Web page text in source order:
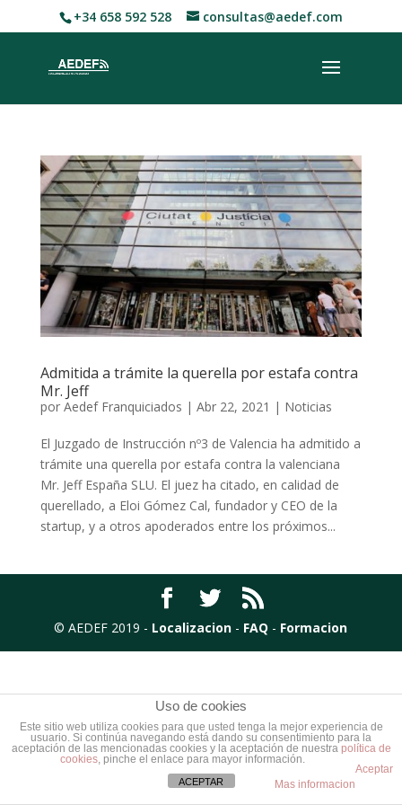
+34 658 592 528 consultas@aedef.com
Admitida a trámite la querella por estafa contra
Mr. Jeff
por Aedef Franquiciados | Abr 22, 2021 | Noticias
El Juzgado de Instrucción nº3 de Valencia ha admitido a
trámite una querella por estafa contra la valenciana
Mr. Jeff España SLU. El juez ha citado, en calidad de
querellado, a Eloi Gómez Cal, fundador y CEO de la
startup, y a otros apoderados entre los próximos...
© AEDEF 2019 - Localizacion - FAQ - Formacion
Uso de cookies
Este sitio web utiliza cookies para que usted tenga la mejor experiencia de
usuario. Si continúa navegando está dando su consentimiento para la
aceptación de las mencionadas cookies y la aceptación de nuestra política de
cookies, pinche el enlace para mayor información.
Aceptar
Mas informacion
ACEPTAR